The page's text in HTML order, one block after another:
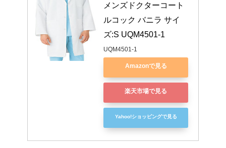
メンズドクターコート
ルコック バニラ サイ
ズ:S UQM4501-1
UQM4501-1
Amazonで見る
楽天市場で見る
Yahoo!ショッピングで見る